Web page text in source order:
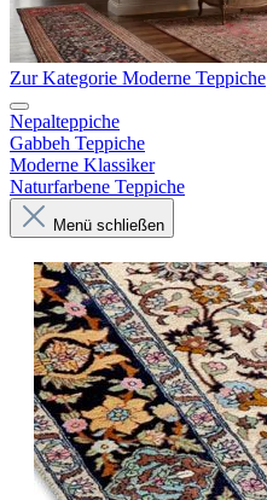
Zur Kategorie Moderne Teppiche
Nepalteppiche
Gabbeh Teppiche
Moderne Klassiker
Naturfarbene Teppiche
Menü schließen